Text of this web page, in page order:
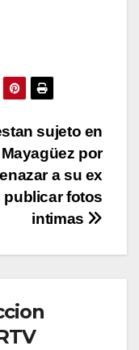
sujeto en
Mayagüez por
a su ex
publicar fotos
intimas